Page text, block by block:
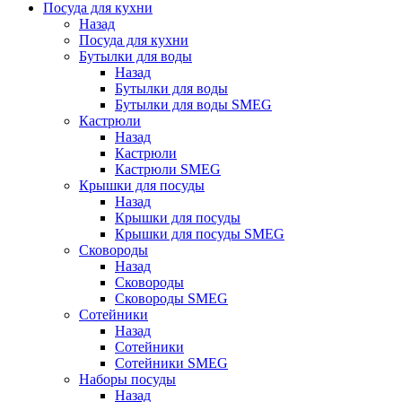
Посуда для кухни
Назад
Посуда для кухни
Бутылки для воды
Назад
Бутылки для воды
Бутылки для воды SMEG
Кастрюли
Назад
Кастрюли
Кастрюли SMEG
Крышки для посуды
Назад
Крышки для посуды
Крышки для посуды SMEG
Сковороды
Назад
Сковороды
Сковороды SMEG
Сотейники
Назад
Сотейники
Сотейники SMEG
Наборы посуды
Назад